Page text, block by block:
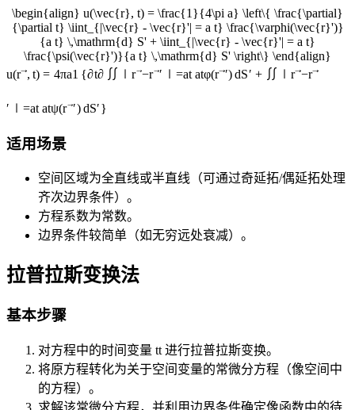
\begin{align} u(\vec{r}, t) = \frac{1}{4\pi a} \left\{ \frac{\partial}
{\partial t} \iint_{|\vec{r} - \vec{r}'| = a t} \frac{\varphi(\vec{r}')}
{a t} \,\mathrm{d} S' + \iint_{|\vec{r} - \vec{r}'| = a t}
\frac{\psi(\vec{r}')}{a t} \,\mathrm{d} S' \right\} \end{align}
u(r , t) = 4πa1 {∂t∂ ∬ ∣r −r ′ ∣=at atφ(r ′)dS′ + ∬ ∣ r −r
′ ∣=at atψ(r ′)dS′}
适用场景
空间区域为全直线或半直线（可通过奇延拓/偶延拓处理
齐次边界条件）。
方程系数为常数。
边界条件较简单（如无穷远处衰减）。
拉普拉斯变换法
基本步骤
对方程中的时间变量 tt 进行拉普拉斯变换。
将原方程转化为关于空间变量的常微分方程（像空间中
的方程）。
求解该常微分方程，并利用边界条件确定像函数中的待